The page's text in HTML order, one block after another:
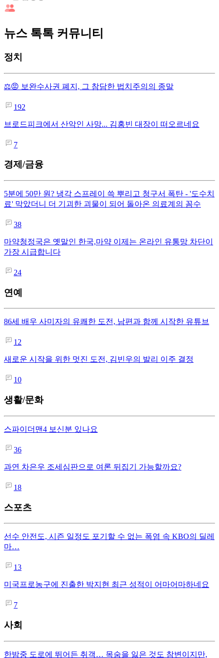
뉴스 톡톡 커뮤니티
정치
⚖️😡 보완수사권 폐지, 그 참담한 법치주의의 종말
192
브로드피크에서 산악인 사망... 김홍빈 대장이 떠오르네요
7
경제/금융
5분에 50만 원? 냉각 스프레이 쓱 뿌리고 청구서 폭탄 - '도수치
료' 막았더니 더 기괴한 괴물이 되어 돌아온 의료계의 꼼수
38
마약청정국은 옛말인 한국,마약 이제는 온라인 유통망 차단이
가장 시급합니다
24
연예
86세 배우 사미자의 유쾌한 도전, 남편과 함께 시작한 유튜브
12
새로운 시작을 위한 멋진 도전, 김빈우의 발리 이주 결정
10
생활/문화
스파이더맨4 보신분 있나요
36
과연 차은우 조세심판으로 여론 뒤집기 가능할까요?
18
스포츠
선수 안전도, 시즌 일정도 포기할 수 없는 폭염 속 KBO의 딜레
마…
13
미국프로농구에 진출한 박지현 최근 성적이 어마어마하네요
7
사회
한밤중 도로에 뛰어든 취객… 목숨을 잃은 것도 참변이지만,